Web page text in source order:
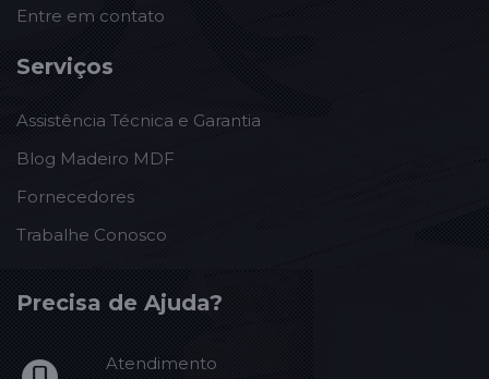
Entre em contato
Serviços
Assistência Técnica e Garantia
Blog Madeiro MDF
Fornecedores
Trabalhe Conosco
Precisa de Ajuda?
Atendimento